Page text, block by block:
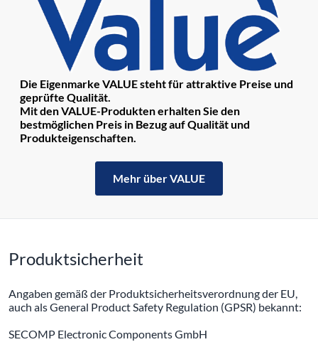
Die Eigenmarke VALUE steht für attraktive Preise und
geprüfte Qualität.
Mit den VALUE-Produkten erhalten Sie den
bestmöglichen Preis in Bezug auf Qualität und
Produkteigenschaften.
Mehr über VALUE
Produktsicherheit
Angaben gemäß der Produktsicherheitsverordnung der EU,
auch als General Product Safety Regulation (GPSR) bekannt:
SECOMP Electronic Components GmbH